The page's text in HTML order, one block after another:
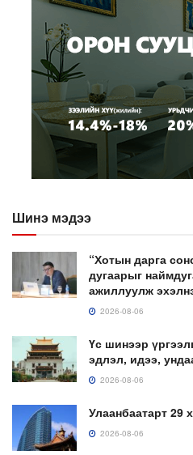
Шинэ мэдээ
“Хотын дарга
дугаарыг
ажиллуулж
2026-08-06
Үс шинээр
эдлэл, идээ,
2026-08-06
Улаанбаатарт 29
2026-08-06